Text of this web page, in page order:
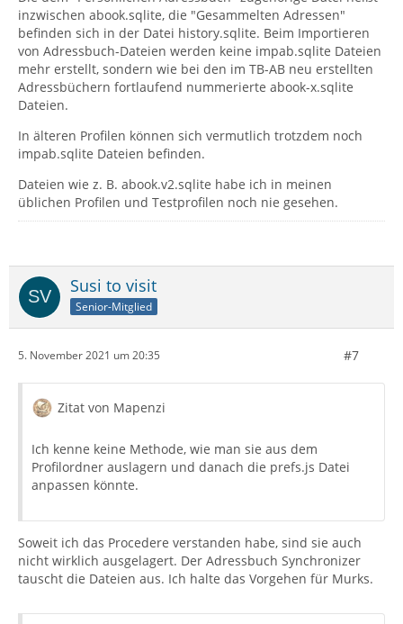
inzwischen abook.sqlite, die "Gesammelten Adressen"
befinden sich in der Datei history.sqlite. Beim Importieren
von Adressbuch-Dateien werden keine impab.sqlite Dateien
mehr erstellt, sondern wie bei den im TB-AB neu erstellten
Adressbüchern fortlaufend nummerierte abook-x.sqlite
Dateien.
In älteren Profilen können sich vermutlich trotzdem noch
impab.sqlite Dateien befinden.
Dateien wie z. B. abook.v2.sqlite habe ich in meinen
üblichen Profilen und Testprofilen noch nie gesehen.
Susi to visit
Senior-Mitglied
5. November 2021 um 20:35 #7
Zitat von Mapenzi
Ich kenne keine Methode, wie man sie aus dem
Profilordner auslagern und danach die prefs.js Datei
anpassen könnte.
Soweit ich das Procedere verstanden habe, sind sie auch
nicht wirklich ausgelagert. Der Adressbuch Synchronizer
tauscht die Dateien aus. Ich halte das Vorgehen für Murks.